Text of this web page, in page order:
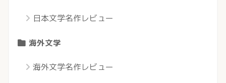
日本文学名作レビュー
海外文学
海外文学名作レビュー